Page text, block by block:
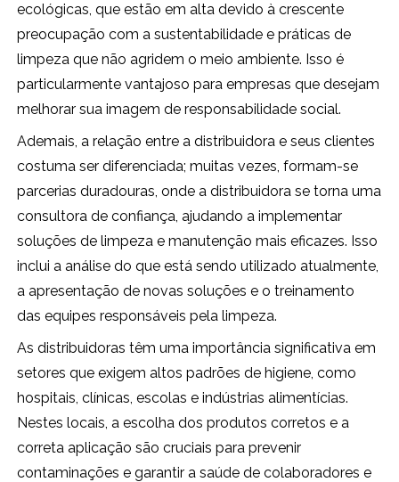
ecológicas, que estão em alta devido à crescente
preocupação com a sustentabilidade e práticas de
limpeza que não agridem o meio ambiente. Isso é
particularmente vantajoso para empresas que desejam
melhorar sua imagem de responsabilidade social.
Ademais, a relação entre a distribuidora e seus clientes
costuma ser diferenciada; muitas vezes, formam-se
parcerias duradouras, onde a distribuidora se torna uma
consultora de confiança, ajudando a implementar
soluções de limpeza e manutenção mais eficazes. Isso
inclui a análise do que está sendo utilizado atualmente,
a apresentação de novas soluções e o treinamento
das equipes responsáveis pela limpeza.
As distribuidoras têm uma importância significativa em
setores que exigem altos padrões de higiene, como
hospitais, clínicas, escolas e indústrias alimentícias.
Nestes locais, a escolha dos produtos corretos e a
correta aplicação são cruciais para prevenir
contaminações e garantir a saúde de colaboradores e